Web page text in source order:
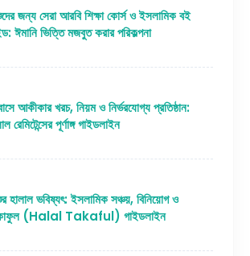
জন্য সেরা আরবি শিক্ষা কোর্স ও ইসলামিক বই
ঈমানি ভিত্তি মজবুত করার পরিকল্পনা
আকীকার খরচ, নিয়ম ও নির্ভরযোগ্য প্রতিষ্ঠান:
রেমিটেন্সের পূর্ণাঙ্গ গাইডলাইন
হালাল ভবিষ্যৎ: ইসলামিক সঞ্চয়, বিনিয়োগ ও
(Halal Takaful) গাইডলাইন